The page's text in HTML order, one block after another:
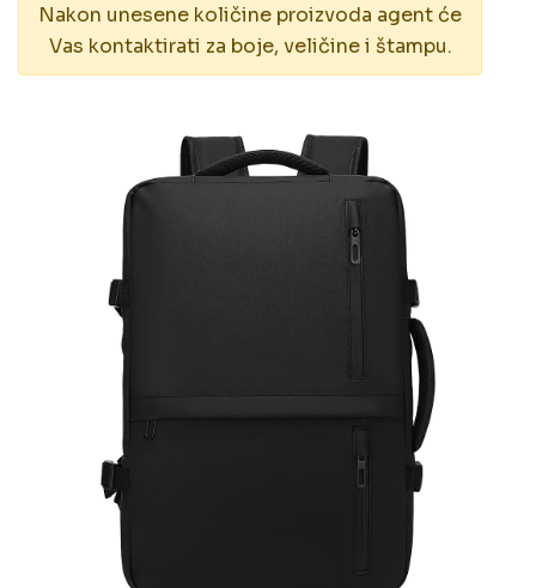
Nakon unesene količine proizvoda agent će
Vas kontaktirati za boje, veličine i štampu.